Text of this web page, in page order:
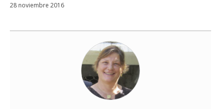
28 noviembre 2016